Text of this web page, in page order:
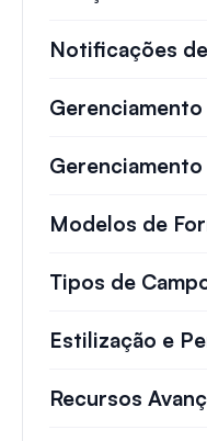
Notificações
Modelos de
Tipos de
Estilização e
Recursos